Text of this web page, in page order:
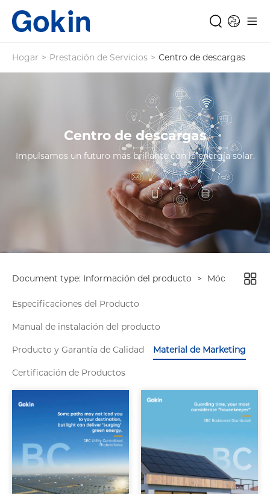
Hogar > Prestación de Servicios > Centro de descargas
Centro de descargas
Impulsamos un futuro más brillante con la energía solar.
Document type: Información del producto > Módulos de
Especificaciones del Producto
Manual de instalación del producto
Producto y Garantía de Calidad Material de Marketing
Certificación de Productos